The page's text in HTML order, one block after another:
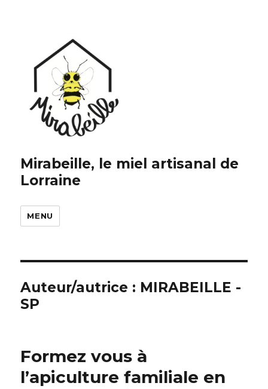
Mirabeille, le miel artisanal de
Lorraine
MENU
Auteur/autrice : MIRABEILLE -
SP
Formez vous à
l’apiculture familiale en